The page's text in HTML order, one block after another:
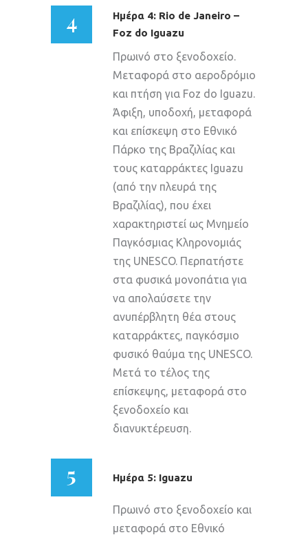
4
Ημέρα 4: Rio de Janeiro –
Foz do Iguazu
Πρωινό στο ξενοδοχείο.
Μεταφορά στο αεροδρόμιο
και πτήση για Foz do Iguazu.
Άφιξη, υποδοχή, μεταφορά
και επίσκεψη στο Εθνικό
Πάρκο της Βραζιλίας και
τους καταρράκτες Iguazu
(από την πλευρά της
Βραζιλίας), που έχει
χαρακτηριστεί ως Μνημείο
Παγκόσμιας Κληρονομιάς
της UNESCO. Περπατήστε
στα φυσικά μονοπάτια για
να απολαύσετε την
ανυπέρβλητη θέα στους
καταρράκτες, παγκόσμιο
φυσικό θαύμα της UNESCO.
Μετά το τέλος της
επίσκεψης, μεταφορά στο
ξενοδοχείο και
διανυκτέρευση.
5 Ημέρα 5: Iguazu
Πρωινό στο ξενοδοχείο και
μεταφορά στο Εθνικό